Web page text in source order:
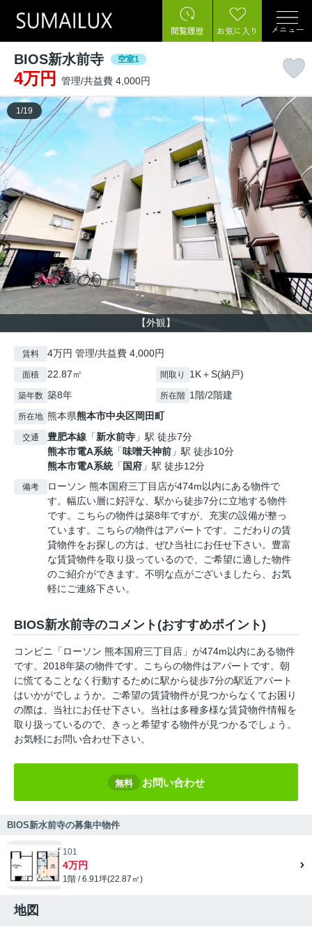
閲覧履歴 お気に入り メニュー
BIOS新水前寺 空室1
4万円 管理/共益費 4,000円
【外観】
1 /19
賃料 4万円 管理/共益費 4,000円
面積 22.87㎡ 間取り 1K＋S(納戸)
築年数 築8年 所在階 1階/2階建
所在地 熊本県熊本市中央区岡田町
交通 豊肥本線 「新水前寺 」駅 徒歩7分
熊本市電A系統「 味噌天神前 」駅 徒歩10分
熊本市電A系統「 国府 」駅 徒歩12分
備考
ローソン 熊本国府三丁目店が474m以内にある物件で
す。幅広い層に好評な、駅から徒歩7分に立地する物件
です。こちらの物件は築8年ですが、充実の設備が整っ
ています。こちらの物件はアパートです。こだわりの賃
貸物件をお探しの方は、ぜひ当社にお任せ下さい。豊富
な賃貸物件を取り扱っているので、ご希望に適した物件
のご紹介ができます。不明な点がございましたら、お気
軽にご連絡下さい。
BIOS新水前寺のコメント(おすすめポイント)
コンビニ「ローソン 熊本国府三丁目店」が474m以内にある物件
です。2018年築の物件です。こちらの物件はアパートです。朝
に慌てることなく行動するために駅から徒歩7分の駅近アパート
はいかがでしょうか。ご希望の賃貸物件が見つからなくてお困り
の際は、当社にお任せ下さい。当社は多種多様な賃貸物件情報を
取り扱っているので、きっと希望する物件が見つかるでしょう。
お気軽にお問い合わせ下さい。
無料 お問い合わせ
BIOS新水前寺の募集中物件
101
4万円
1階 / 6.91坪(22.87㎡)
地図